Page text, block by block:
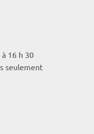
16 h 30
seulement